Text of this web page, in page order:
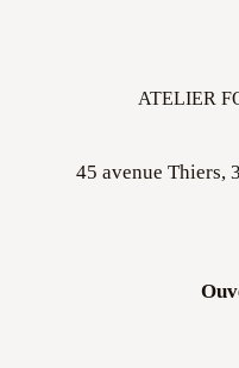
ATELIER
45 avenue Thiers,